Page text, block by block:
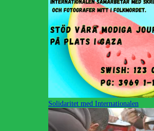
Solidaritet med Internationalen